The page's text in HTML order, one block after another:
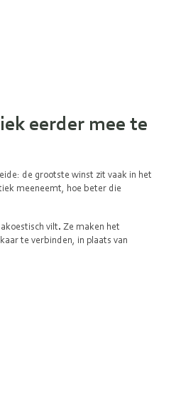
eerder mee te
de grootste winst zit vaak in het
meeneemt, hoe beter die
vilt. Ze maken het
te verbinden, in plaats van